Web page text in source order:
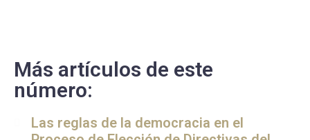
Más artículos de este
número:
Las reglas de la democracia en el